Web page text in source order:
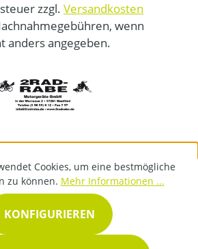
zzgl. Versandkosten
wenn
anders angegeben.
Cookies, um eine bestmögliche
zu können. Mehr Informationen ...
KONFIGURIEREN